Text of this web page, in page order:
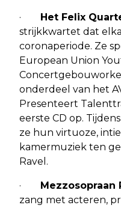
· Het Felix
strijkkwartet dat
coronaperiode. Ze
European Union
onderdeel van het
Presenteert
eerste CD op.
ze hun virtuoze,
kamermuziek ten
Ravel.
· Mezzosopraan
zang met acteren,